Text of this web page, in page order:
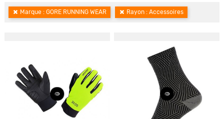
Marque : GORE RUNNING WEAR Rayon : Accessoires